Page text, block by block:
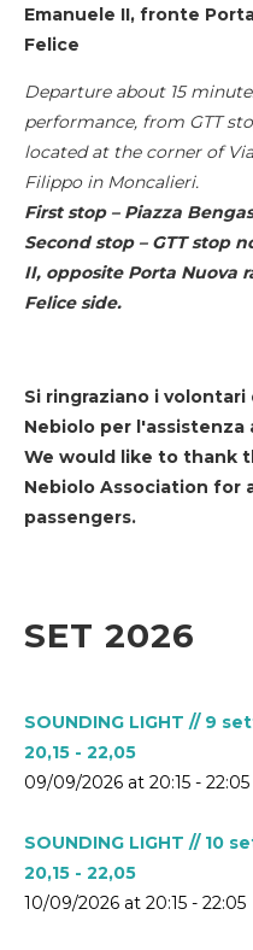
Emanuele II, fronte
Felice
Departure about 15
performance, from GTT
located at the corner of
Filippo in Moncalieri.
First stop – Piazza
Second stop – GTT stop
II, opposite Porta Nuova
Felice side.
Si ringraziano i
Nebiolo per
We would like to thank
Nebiolo Association for
passengers.
SET 2026
SOUNDING LIGHT // 9
20,15 - 22,05
09/09/2026 at 20:15 - 22:05
SOUNDING LIGHT // 10
20,15 - 22,05
10/09/2026 at 20:15 - 22:05